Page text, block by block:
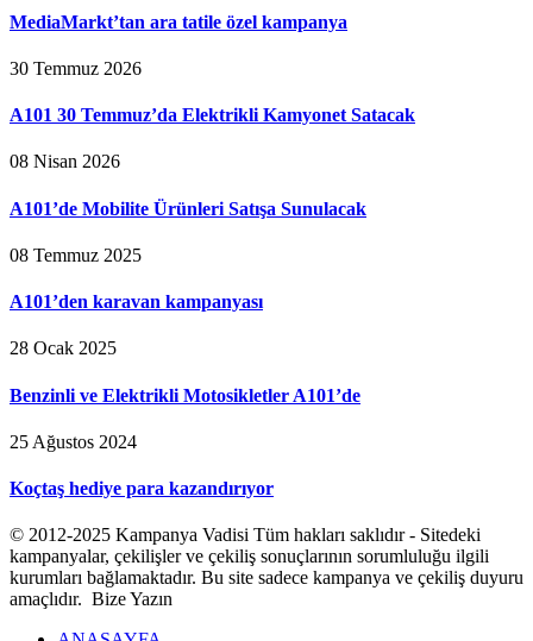
MediaMarkt’tan ara tatile özel kampanya
30 Temmuz 2026
A101 30 Temmuz’da Elektrikli Kamyonet Satacak
08 Nisan 2026
A101’de Mobilite Ürünleri Satışa Sunulacak
08 Temmuz 2025
A101’den karavan kampanyası
28 Ocak 2025
Benzinli ve Elektrikli Motosikletler A101’de
25 Ağustos 2024
Koçtaş hediye para kazandırıyor
© 2012-2025 Kampanya Vadisi Tüm hakları saklıdır - Sitedeki
kampanyalar, çekilişler ve çekiliş sonuçlarının sorumluluğu ilgili
kurumları bağlamaktadır. Bu site sadece kampanya ve çekiliş duyuru
amaçlıdır. Bize Yazın